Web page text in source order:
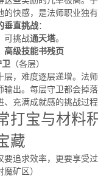
快感，是法师职业独有
直挑战：
可挑战通天塔。
高级技能书残页
（各层）
层，难度逐层递增。法
输出。每层守卫都会掉
充满成就感的挑战过程
打宝与材
藏
追求效率，更要享受过
魔矿区）